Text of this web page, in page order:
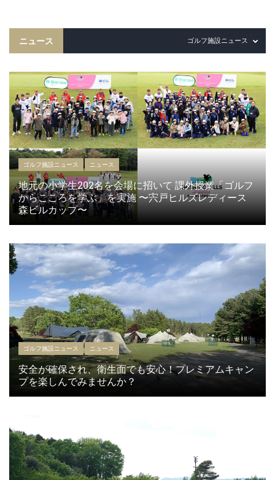
ニュース ゴルフ施設ニュース
ゴルフ施設ニュース ニュース
地元の小学生202名を会場に招いて 課外授業「ゴルフ
からこころを学ぶ」を実施 〜宍戸ヒルズレディース
森ビルカップ〜
ゴルフ施設ニュース ニュース
安全が確保され、衛生面でも安心！プレミアムキャン
プを楽しんでみませんか？